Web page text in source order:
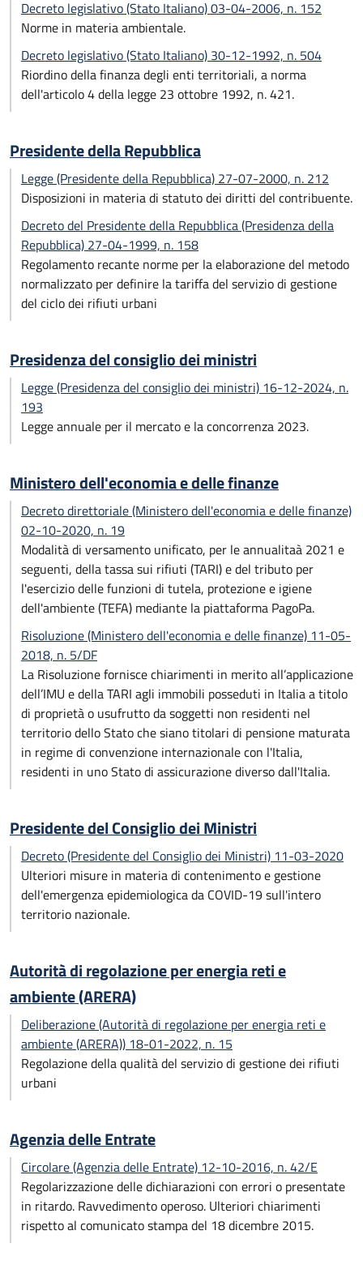
Decreto legislativo (Stato Italiano) 03-04-2006, n. 152
Norme in materia ambientale.
Decreto legislativo (Stato Italiano) 30-12-1992, n. 504
Riordino della finanza degli enti territoriali, a norma
dell'articolo 4 della legge 23 ottobre 1992, n. 421.
Presidente della Repubblica
Legge (Presidente della Repubblica) 27-07-2000, n. 212
Disposizioni in materia di statuto dei diritti del contribuente.
Decreto del Presidente della Repubblica (Presidenza della
Repubblica) 27-04-1999, n. 158
Regolamento recante norme per la elaborazione del metodo
normalizzato per definire la tariffa del servizio di gestione
del ciclo dei rifiuti urbani
Presidenza del consiglio dei ministri
Legge (Presidenza del consiglio dei ministri) 16-12-2024, n.
193
Legge annuale per il mercato e la concorrenza 2023.
Ministero dell'economia e delle finanze
Decreto direttoriale (Ministero dell'economia e delle finanze)
02-10-2020, n. 19
Modalità di versamento unificato, per le annualitaà 2021 e
seguenti, della tassa sui rifiuti (TARI) e del tributo per
l'esercizio delle funzioni di tutela, protezione e igiene
dell'ambiente (TEFA) mediante la piattaforma PagoPa.
Risoluzione (Ministero dell'economia e delle finanze) 11-05-
2018, n. 5/DF
La Risoluzione fornisce chiarimenti in merito all’applicazione
dell’IMU e della TARI agli immobili posseduti in Italia a titolo
di proprietà o usufrutto da soggetti non residenti nel
territorio dello Stato che siano titolari di pensione maturata
in regime di convenzione internazionale con l'Italia,
residenti in uno Stato di assicurazione diverso dall'Italia.
Presidente del Consiglio dei Ministri
Decreto (Presidente del Consiglio dei Ministri) 11-03-2020
Ulteriori misure in materia di contenimento e gestione
dell'emergenza epidemiologica da COVID-19 sull'intero
territorio nazionale.
Autorità di regolazione per energia reti e
ambiente (ARERA)
Deliberazione (Autorità di regolazione per energia reti e
ambiente (ARERA)) 18-01-2022, n. 15
Regolazione della qualità del servizio di gestione dei rifiuti
urbani
Agenzia delle Entrate
Circolare (Agenzia delle Entrate) 12-10-2016, n. 42/E
Regolarizzazione delle dichiarazioni con errori o presentate
in ritardo. Ravvedimento operoso. Ulteriori chiarimenti
rispetto al comunicato stampa del 18 dicembre 2015.